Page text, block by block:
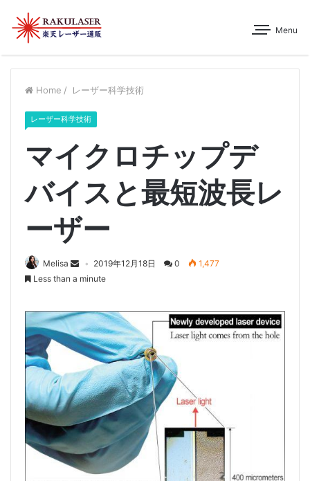
Menu
Home / レーザー科学技術
レーザー科学技術
マイクロチップデ
バイスと最短波長レ
ーザー
Melisa 2019年12月18日 0
1,477
Less than a minute